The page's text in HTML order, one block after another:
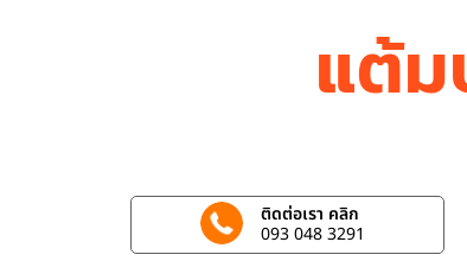
แต้ม
ติดต่อเรา คลิก
093 048 3291